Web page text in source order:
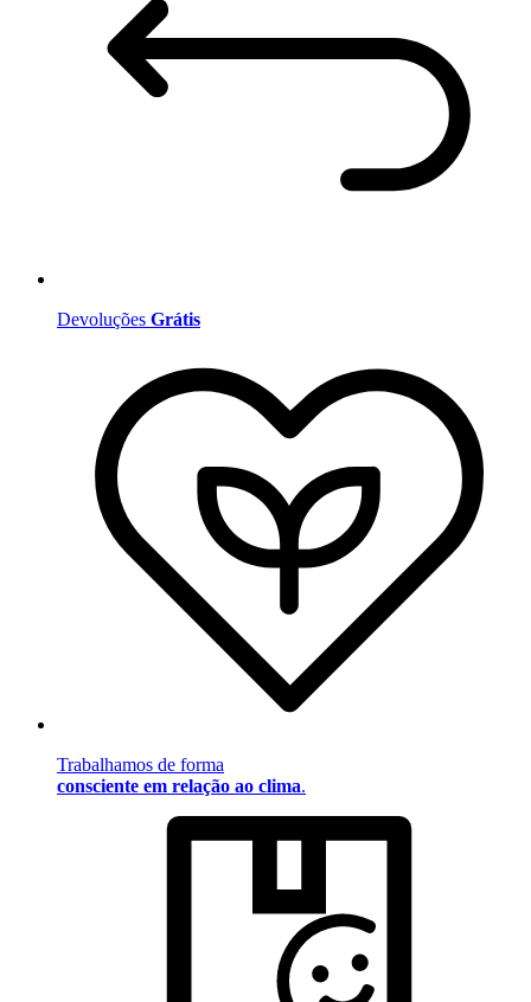
Devoluções Grátis
Trabalhamos de forma
consciente em relação ao clima.